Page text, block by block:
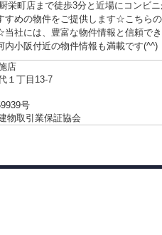
栄町店まで徒歩3分と近場にコン
すめの物件をご提供します☆こちら
社には、豊富な物件情報と信頼で
内小阪付近の物件情報も満載です(^^)
店
１丁目13-7
号
物取引業保証協会